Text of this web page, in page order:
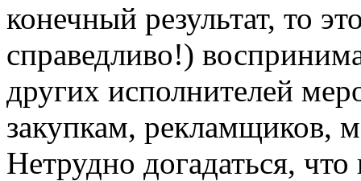
конечный результат, то
справедливо!)
других исполнителей
закупкам, рекламщиков,
Нетрудно догадаться,